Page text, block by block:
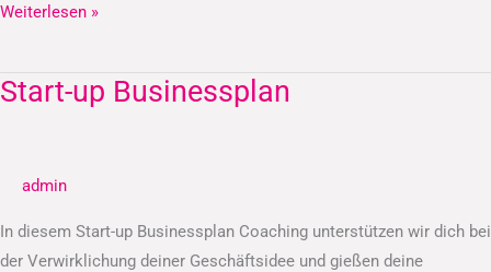
Weiterlesen »
Start-up Businessplan
admin
In diesem Start-up Businessplan Coaching unterstützen wir dich bei
der Verwirklichung deiner Geschäftsidee und gießen deine
Start-